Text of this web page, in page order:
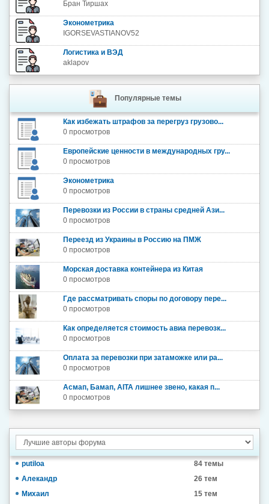
Бран Тиршах
Эконометрика
IGORSEVASTIANOV52
Логистика и ВЭД
aklapov
Популярные темы
Как избежать штрафов за перегруз грузово...
0 просмотров
Европейские ценности в международных гру...
0 просмотров
Эконометрика
0 просмотров
Перевозки из России в страны средней Ази...
0 просмотров
Переезд из Украины в Россию на ПМЖ
0 просмотров
Морская доставка контейнера из Китая
0 просмотров
Где рассматривать споры по договору пере...
0 просмотров
Как определяется стоимость авиа перевозк...
0 просмотров
Оплата за перевозки при затаможке или ра...
0 просмотров
Асмап, Бамап, AITA лишнее звено, какая п...
0 просмотров
putiloa
84 темы
Алекандр
26 тем
Михаил
15 тем